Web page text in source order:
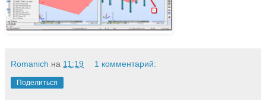
Romanich на 11:19 1 комментарий:
Поделиться